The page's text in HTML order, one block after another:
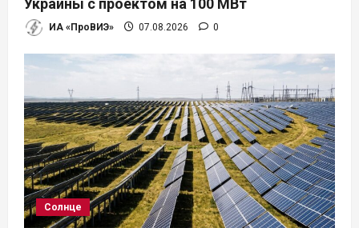
Украины с проектом на 100 МВт
ИА «ПроВИЭ» 07.08.2026 0
Солнце